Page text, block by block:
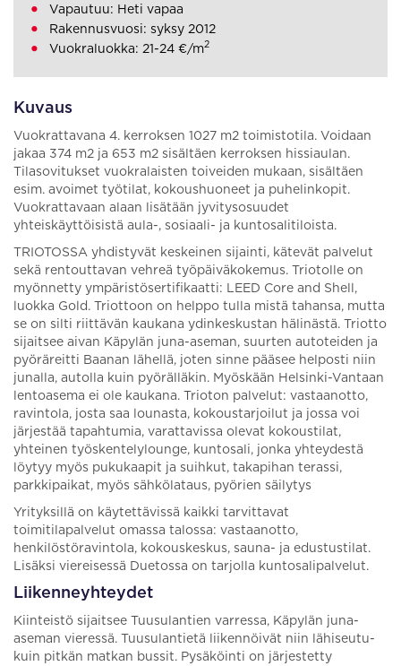
Kuvaus
Vuokrattavana 4. kerroksen 1027 m2 toimistotila. Voidaan
jakaa 374 m2 ja 653 m2 sisältäen kerroksen hissiaulan.
Tilasovitukset vuokralaisten toiveiden mukaan, sisältäen
esim. avoimet työtilat, kokoushuoneet ja puhelinkopit.
Vuokrattavaan alaan lisätään jyvitysosuudet
yhteiskäyttöisistä aula-, sosiaali- ja kuntosalitiloista.
TRIOTOSSA yhdistyvät keskeinen sijainti, kätevät palvelut
sekä rentouttavan vehreä työpäiväkokemus. Triotolle on
myönnetty ympäristösertifikaatti: LEED Core and Shell,
luokka Gold. Triottoon on helppo tulla mistä tahansa, mutta
se on silti riittävän kaukana ydinkeskustan hälinästä. Triotto
sijaitsee aivan Käpylän juna-aseman, suurten autoteiden ja
pyöräreitti Baanan lähellä, joten sinne pääsee helposti niin
junalla, autolla kuin pyörälläkin. Myöskään Helsinki-Vantaan
lentoasema ei ole kaukana. Trioton palvelut: vastaanotto,
ravintola, josta saa lounasta, kokoustarjoilut ja jossa voi
järjestää tapahtumia, varattavissa olevat kokoustilat,
yhteinen työskentelylounge, kuntosali, jonka yhteydestä
löytyy myös pukukaapit ja suihkut, takapihan terassi,
parkkipaikat, myös sähkölataus, pyörien säilytys
Yrityksillä on käytettävissä kaikki tarvittavat
toimitilapalvelut omassa talossa: vastaanotto,
henkilöstöravintola, kokouskeskus, sauna- ja edustustilat.
Lisäksi viereisessä Duetossa on tarjolla kuntosalipalvelut.
Liikenneyhteydet
Kiinteistö sijaitsee Tuusulantien varressa, Käpylän juna-
aseman vieressä. Tuusulantietä liikennöivät niin lähiseutu-
kuin pitkän matkan bussit. Pysäköinti on järjestetty
Vapautuu: Heti vapaa
Rakennusvuosi: syksy 2012
Vuokraluokka: 21-24 €/m2